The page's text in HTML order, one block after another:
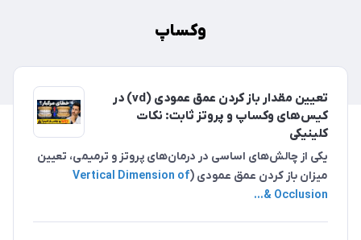
وکساپ
تعیین مقدار باز کردن عمق عمودی (vd) در
کیس‌های وکساپ و پروتز ثابت: نکات
کلینیکی
یکی از چالش‌های اساسی در درمان‌های پروتز و ترمیمی، تعیین
میزان باز کردن عمق عمودی (Vertical Dimension of
Occlusion &...